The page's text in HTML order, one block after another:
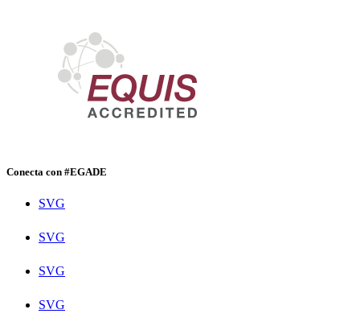
Conecta con #EGADE
SVG
SVG
SVG
SVG